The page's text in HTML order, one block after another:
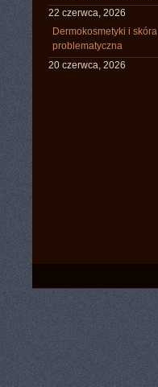
22 czerwca, 2026
Dermokosmetyki i skóra
problematyczna
20 czerwca, 2026